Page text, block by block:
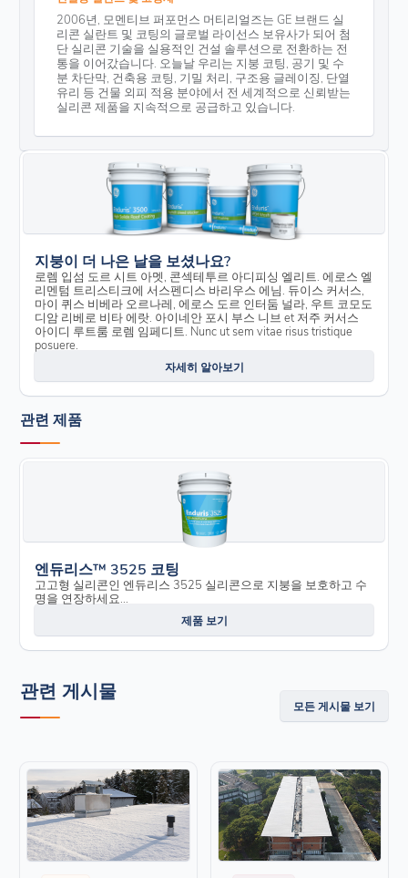
2006년, 모멘티브 퍼포먼스 머티리얼즈는 GE 브랜드 실
리콘 실란트 및 코팅의 글로벌 라이선스 보유사가 되어 첨
단 실리콘 기술을 실용적인 건설 솔루션으로 전환하는 전
통을 이어갔습니다. 오늘날 우리는 지붕 코팅, 공기 및 수
분 차단막, 건축용 코팅, 기밀 처리, 구조용 글레이징, 단열
유리 등 건물 외피 적용 분야에서 전 세계적으로 신뢰받는
실리콘 제품을 지속적으로 공급하고 있습니다.
지붕이 더 나은 날을 보셨나요?
로렘 입섬 도르 시트 아멧, 콘섹테투르 아디피싱 엘리트. 에로스 엘
리멘텀 트리스티크에 서스펜디스 바리우스 에님. 듀이스 커서스,
마이 퀴스 비베라 오르나레, 에로스 도르 인터둠 널라, 우트 코모도
디암 리베로 비타 에랏. 아이네안 포시 부스 니브 et 저주 커서스
아이디 루트룸 로렘 임페디트. Nunc ut sem vitae risus tristique
posuere.
자세히 알아보기
관련 제품
엔듀리스™ 3525 코팅
고고형 실리콘인 엔듀리스 3525 실리콘으로 지붕을 보호하고 수
명을 연장하세요...
제품 보기
관련 게시물
모든 게시물 보기